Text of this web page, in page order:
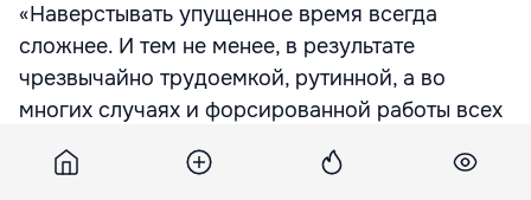
«Наверстывать упущенное время всегда
сложнее. И тем не менее, в результате
чрезвычайно трудоемкой, рутинной, а во
многих случаях и форсированной работы всех
Это качество общества, видящего в